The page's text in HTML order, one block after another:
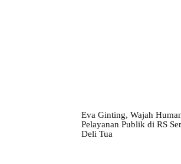
Eva Ginting, Wajah
Pelayanan Publik di RS
Deli Tua